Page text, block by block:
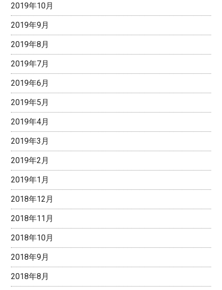
2019年10月
2019年9月
2019年8月
2019年7月
2019年6月
2019年5月
2019年4月
2019年3月
2019年2月
2019年1月
2018年12月
2018年11月
2018年10月
2018年9月
2018年8月